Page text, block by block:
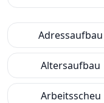
Adressaufbau
Altersaufbau
Arbeitsscheu